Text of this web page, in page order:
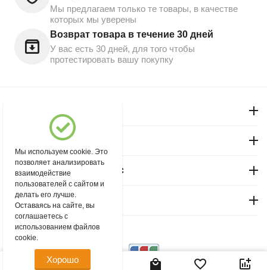
Мы предлагаем только те товары, в качестве
которых мы уверены
Возврат товара в течение 30 дней
У вас есть 30 дней, для того чтобы
протестировать вашу покупку
Магазин "Северный"
Покупательский сервис
Контакты
© 2004 - 2026 msever.ru.
Мы используем cookie. Это
позволяет анализировать
взаимодействие
пользователей с сайтом и
делать его лучше.
Оставаясь на сайте, вы
соглашаетесь с
использованием файлов
cookie.
Хорошо